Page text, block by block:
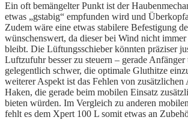
Ein oft bemängelter Punkt ist der
etwas „gstabig“ empfunden wird und
Zudem wäre eine etwas stabilere Befestigung
wünschenswert, da dieser bei Wind nicht
bleibt. Die Lüftungsschieber könnten präziser
Luftzufuhr besser zu steuern – gerade
gelegentlich schwer, die optimale Gluthitze
weiterer Aspekt ist das Fehlen von zusätzlichen
Haken, die gerade beim mobilen Einsatz
bieten würden. Im Vergleich zu anderen
fehlt es dem Xpert 100 L somit etwas an